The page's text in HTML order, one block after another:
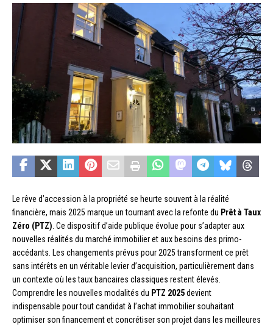
Le rêve d’accession à la propriété se heurte souvent à la réalité
financière, mais 2025 marque un tournant avec la refonte du Prêt à Taux
Zéro (PTZ) . Ce dispositif d’aide publique évolue pour s’adapter aux
nouvelles réalités du marché immobilier et aux besoins des primo-
accédants. Les changements prévus pour 2025 transforment ce prêt
sans intérêts en un véritable levier d’acquisition, particulièrement dans
un contexte où les taux bancaires classiques restent élevés.
Comprendre les nouvelles modalités du PTZ 2025devient
indispensable pour tout candidat à l’achat immobilier souhaitant
optimiser son financement et concrétiser son projet dans les meilleures